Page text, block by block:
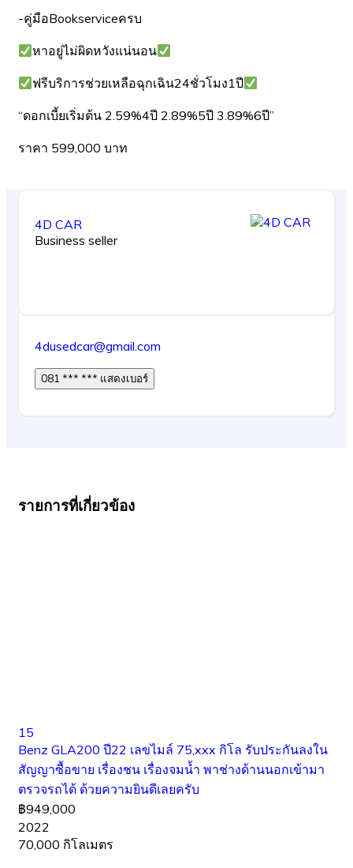
-คู่มือBookserviceครบ
หาอยู่ไม่ผิดหวังแน่นอน
ฟรีบริการช่วยเหลือฉุกเฉิน24ชั่วโมง1ปี
“ดอกเบี้ยเริ่มต้น 2.59%4ปี 2.89%5ปี 3.89%6ปี”
ราคา 599,000 บาท
4D CAR
Business seller
4dusedcar@gmail.com
081 *** *** แสดงเบอร์
รายการที่เกี่ยวข้อง
15
Benz GLA200 ปี22 เลขไมล์ 75,xxx กิโล รับประกันลงใน
สัญญาซื้อขาย เรื่องชน เรื่องจมน้ำ พาช่างด้านนอกเข้ามา
ตรวจรถได้ ด้วยความยินดีเลยครับ
฿949,000
2022
70,000 กิโลเมตร